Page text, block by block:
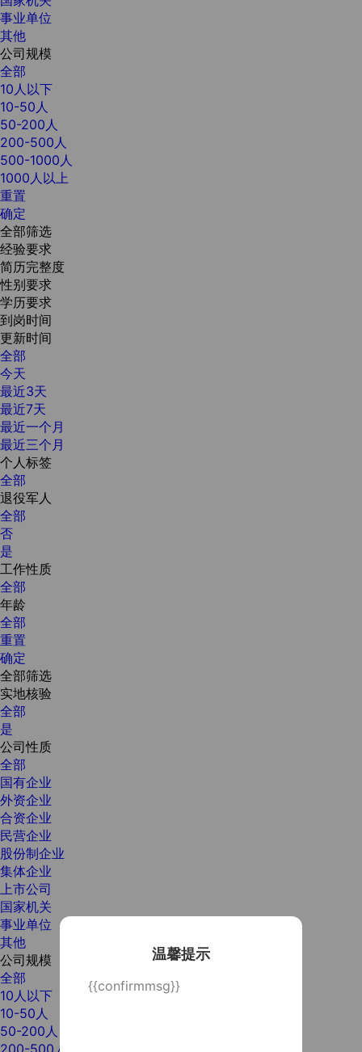
温馨提示
{{confirmmsg}}
事业单位
其他
公司规模
全部
10人以下
10-50人
50-200人
200-500人
500-1000人
1000人以上
重置
确定
全部筛选
经验要求
简历完整度
性别要求
学历要求
到岗时间
更新时间
全部
今天
最近3天
最近7天
最近一个月
最近三个月
个人标签
全部
退役军人
全部
否
是
工作性质
全部
年龄
全部
重置
确定
全部筛选
实地核验
全部
是
公司性质
全部
国有企业
外资企业
合资企业
民营企业
股份制企业
集体企业
上市公司
国家机关
事业单位
其他
公司规模
全部
10人以下
10-50人
50-200人
200-500人